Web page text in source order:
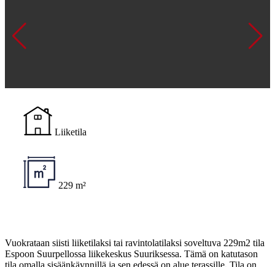
Liiketila
229 m²
Vuokrataan siisti liiketilaksi tai ravintolatilaksi soveltuva 229m2 tila
Espoon Suurpellossa liikekeskus Suuriksessa. Tämä on katutason
tila omalla sisäänkäynnillä ja sen edessä on alue terassille. Tila on